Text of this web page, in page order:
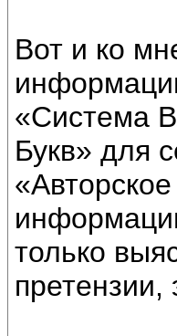
Вот и ко
«Система
Букв» для
только
претензии,